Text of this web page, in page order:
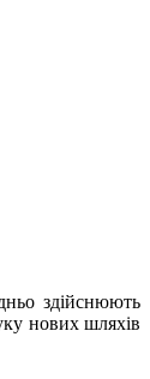
здійснюють
нових шляхів